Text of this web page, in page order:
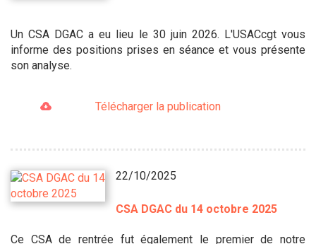
Un CSA DGAC a eu lieu le 30 juin 2026. L'USACcgt vous
informe des positions prises en séance et vous présente
son analyse.
Télécharger la publication
22/10/2025
CSA DGAC du 14 octobre 2025
Ce CSA de rentrée fut également le premier de notre